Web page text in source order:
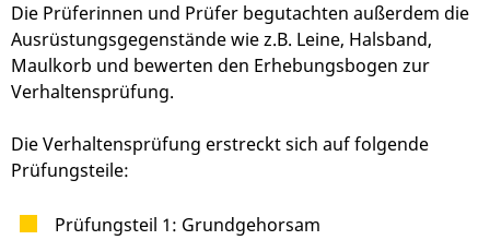
Die Prüferinnen und Prüfer begutachten außerdem die
Ausrüstungsgegenstände wie z.B. Leine, Halsband,
Maulkorb und bewerten den Erhebungsbogen zur
Verhaltensprüfung.
Die Verhaltensprüfung erstreckt sich auf folgende
Prüfungsteile:
Prüfungsteil 1: Grundgehorsam